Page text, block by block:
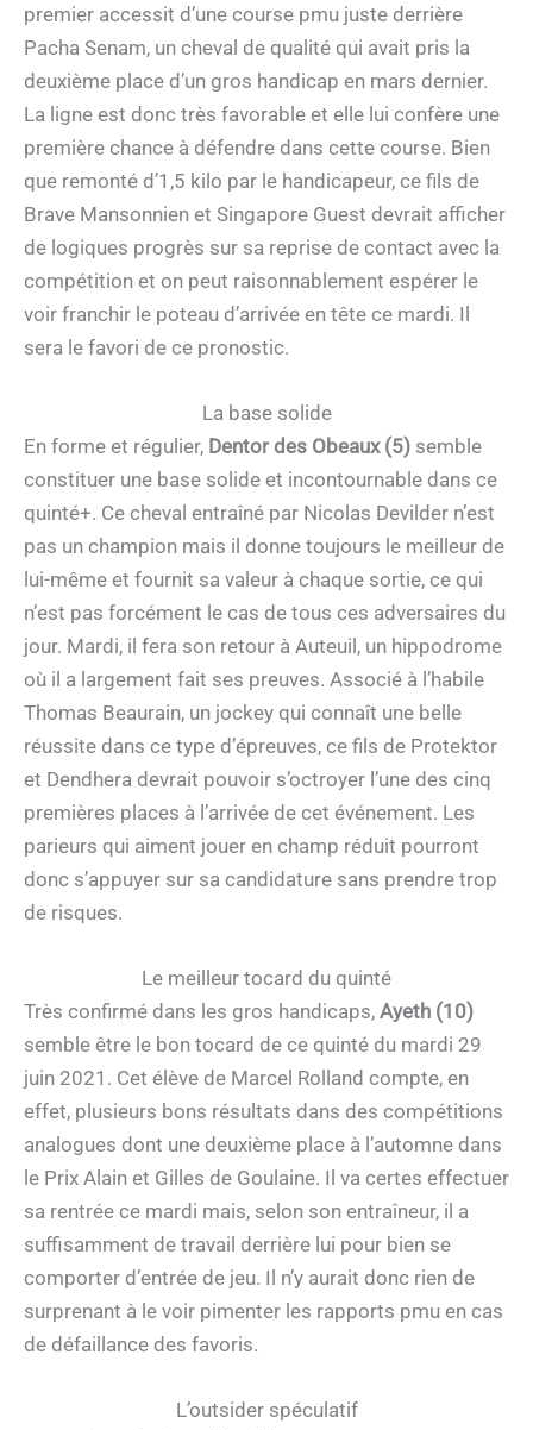
premier accessit d’une course pmu juste derrière
Pacha Senam, un cheval de qualité qui avait pris la
deuxième place d’un gros handicap en mars dernier.
La ligne est donc très favorable et elle lui confère une
première chance à défendre dans cette course. Bien
que remonté d’1,5 kilo par le handicapeur, ce fils de
Brave Mansonnien et Singapore Guest devrait afficher
de logiques progrès sur sa reprise de contact avec la
compétition et on peut raisonnablement espérer le
voir franchir le poteau d’arrivée en tête ce mardi. Il
sera le favori de ce pronostic.
La base solide
En forme et régulier, Dentor des Obeaux (5) semble
constituer une base solide et incontournable dans ce
quinté+. Ce cheval entraîné par Nicolas Devilder n’est
pas un champion mais il donne toujours le meilleur de
lui-même et fournit sa valeur à chaque sortie, ce qui
n’est pas forcément le cas de tous ces adversaires du
jour. Mardi, il fera son retour à Auteuil, un hippodrome
où il a largement fait ses preuves. Associé à l’habile
Thomas Beaurain, un jockey qui connaît une belle
réussite dans ce type d’épreuves, ce fils de Protektor
et Dendhera devrait pouvoir s’octroyer l’une des cinq
premières places à l’arrivée de cet événement. Les
parieurs qui aiment jouer en champ réduit pourront
donc s’appuyer sur sa candidature sans prendre trop
de risques.
Le meilleur tocard du quinté
Très confirmé dans les gros handicaps, Ayeth (10)
semble être le bon tocard de ce quinté du mardi 29
juin 2021. Cet élève de Marcel Rolland compte, en
effet, plusieurs bons résultats dans des compétitions
analogues dont une deuxième place à l’automne dans
le Prix Alain et Gilles de Goulaine. Il va certes effectuer
sa rentrée ce mardi mais, selon son entraîneur, il a
suffisamment de travail derrière lui pour bien se
comporter d’entrée de jeu. Il n’y aurait donc rien de
surprenant à le voir pimenter les rapports pmu en cas
de défaillance des favoris.
L’outsider spéculatif